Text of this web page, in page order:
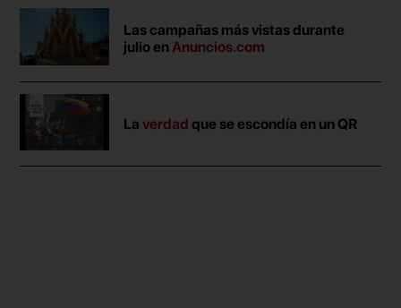
Las campañas más vistas durante
julio enAnuncios.com
Laverdad que se escondía en un QR